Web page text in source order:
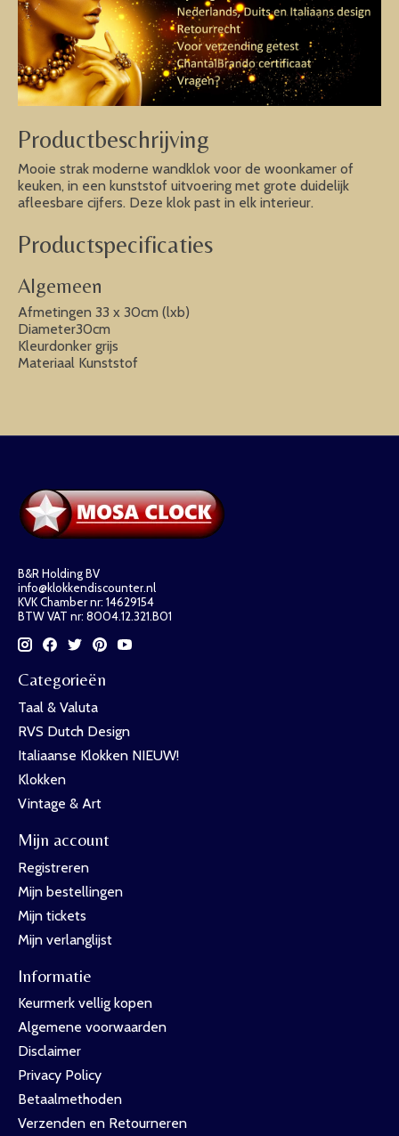
Productbeschrijving
Mooie strak moderne wandklok voor de woonkamer of
keuken, in een kunststof uitvoering met grote duidelijk
afleesbare cijfers. Deze klok past in elk interieur.
Productspecificaties
Algemeen
Afmetingen 33 x 30cm (lxb)
Diameter30cm
Kleurdonker grijs
Materiaal Kunststof
B&R Holding BV
info@klokkendiscounter.nl
KVK Chamber nr: 14629154
BTW VAT nr: 8004.12.321.B01
Categorieën
Taal & Valuta
RVS Dutch Design
Italiaanse Klokken NIEUW!
Klokken
Vintage & Art
Mijn account
Registreren
Mijn bestellingen
Mijn tickets
Mijn verlanglijst
Informatie
Keurmerk vellig kopen
Algemene voorwaarden
Disclaimer
Privacy Policy
Betaalmethoden
Verzenden en Retourneren